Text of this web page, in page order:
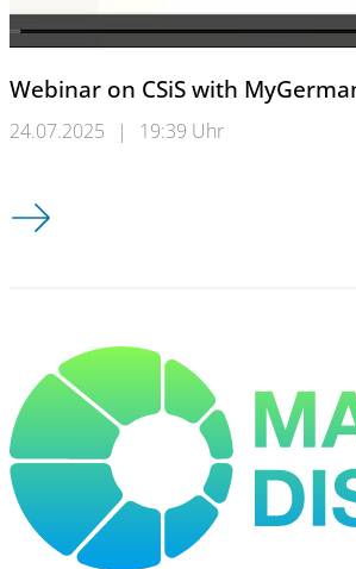
Webinar on CSiS with
24.07.2025 | 19:39 Uhr
Webinar on CSiS with